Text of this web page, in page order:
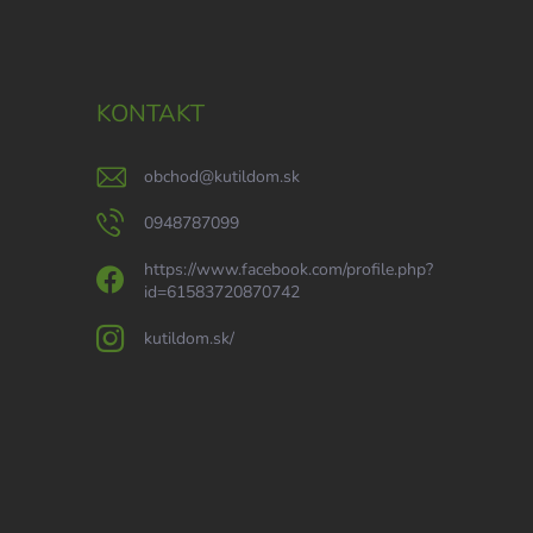
KONTAKT
obchod@kutildom.sk
0948787099
https://www.facebook.com/profile.php?
id=61583720870742
kutildom.sk/